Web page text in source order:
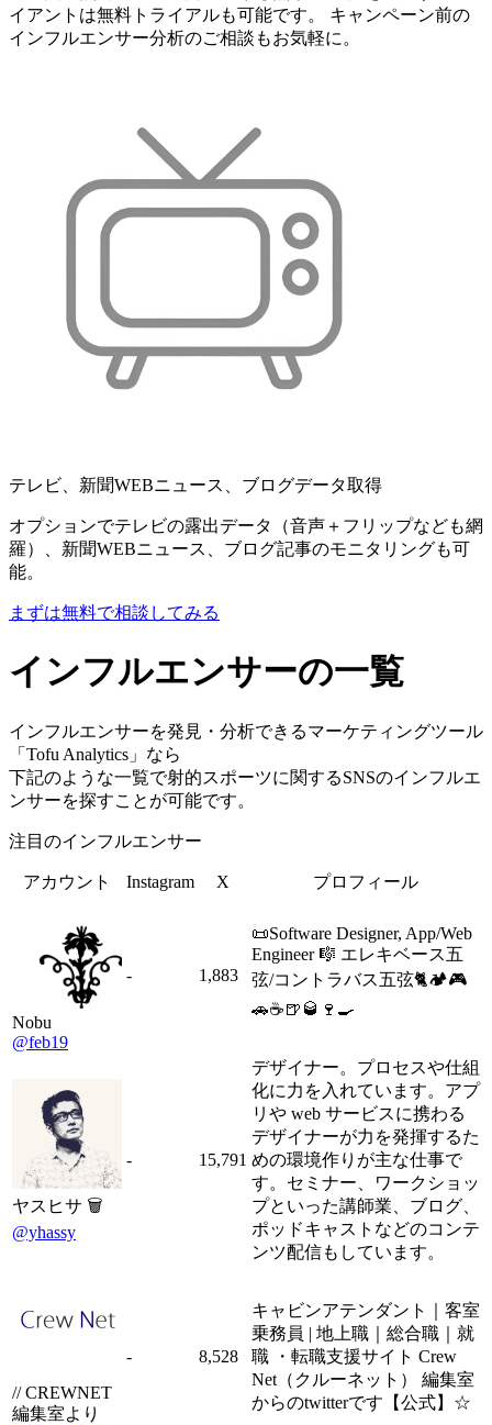
イアントは無料トライアルも可能です。 キャンペーン前の
インフルエンサー分析のご相談もお気軽に。
テレビ、新聞WEBニュース、ブログデータ取得
オプションでテレビの露出データ（音声＋フリップなども網
羅）、新聞WEBニュース、ブログ記事のモニタリングも可
能。
まずは無料で相談してみる
インフルエンサーの一覧
インフルエンサーを発見・分析できるマーケティングツール
「Tofu Analytics」なら
下記のような一覧で射的スポーツに関するSNSのインフルエ
ンサーを探すことが可能です。
注目のインフルエンサー
アカウント Instagram X プロフィール
Nobu
@feb19
- 1,883
📜Software Designer, App/Web
Engineer 🎼 エレキベース五
弦/コントラバス五弦🐈🏕️🎮
🚗☕️🍺🥃🍷🍳
ヤスヒサ 🗑
@yhassy
- 15,791
デザイナー。プロセスや仕組
化に力を入れています。アプ
リや web サービスに携わる
デザイナーが力を発揮するた
めの環境作りが主な仕事で
す。セミナー、ワークショッ
プといった講師業、ブログ、
ポッドキャストなどのコンテ
ンツ配信もしています。
// CREWNET
編集室より
- 8,528
キャビンアテンダント｜客室
乗務員 | 地上職｜総合職｜就
職 ・転職支援サイト Crew
Net（クルーネット） 編集室
からのtwitterです【公式】☆